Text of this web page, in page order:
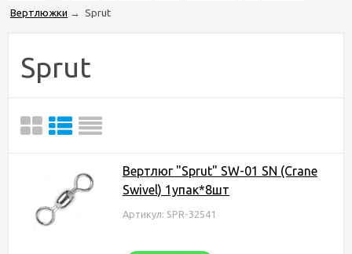
Вертлюжки → Sprut
Sprut
Вертлюг "Sprut" SW-01 SN (Crane
Swivel) 1упак*8шт
Артикул: SPR-32541